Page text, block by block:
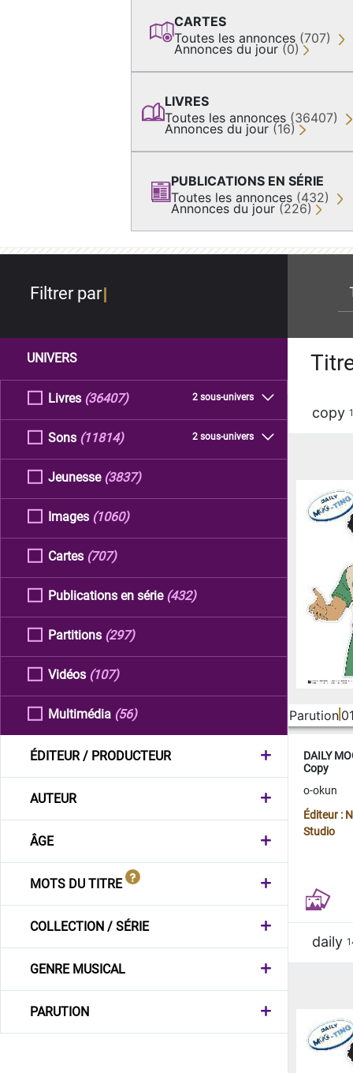
CARTES
Toutes les annonces (707)
Annonces du jour (0)
LIVRES
Toutes les annonces (36407)
Annonces du jour (16)
PUBLICATIONS EN SÉRIE
Toutes les annonces (432)
Annonces du jour (226)
Filtrer par
UNIVERS
Livres 2 sous-univers
(36407)
Sons 2 sous-univers
(11814)
Jeunesse (3837)
Images (1060)
Cartes (707)
Publications en série (432)
Partitions (297)
Vidéos (107)
Multimédia (56)
ÉDITEUR / PRODUCTEUR
AUTEUR
ÂGE
MOTS DU TITRE
COLLECTION / SÉRIE
GENRE MUSICAL
PARUTION
copy
Parution
DAILY
Copy
o-okun
Éditeur :
Studio
daily